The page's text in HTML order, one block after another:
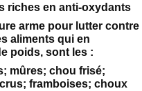
riches en anti-oxydants
arme pour lutter contre
aliments qui en
poids, sont les :
mûres; chou frisé;
framboises; choux